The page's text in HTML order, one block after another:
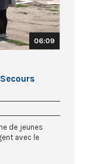
06:09
de jeunes
avec le